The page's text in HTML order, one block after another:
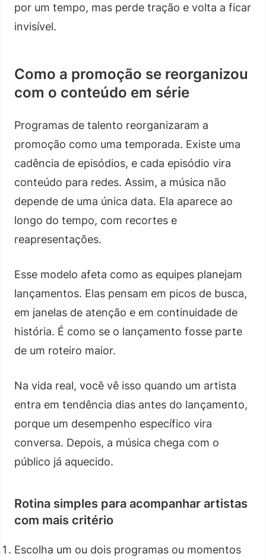
por um tempo, mas perde tração e volta a ficar
invisível.
Como a promoção se reorganizou
com o conteúdo em série
Programas de talento reorganizaram a
promoção como uma temporada. Existe uma
cadência de episódios, e cada episódio vira
conteúdo para redes. Assim, a música não
depende de uma única data. Ela aparece ao
longo do tempo, com recortes e
reapresentações.
Esse modelo afeta como as equipes planejam
lançamentos. Elas pensam em picos de busca,
em janelas de atenção e em continuidade de
história. É como se o lançamento fosse parte
de um roteiro maior.
Na vida real, você vê isso quando um artista
entra em tendência dias antes do lançamento,
porque um desempenho específico vira
conversa. Depois, a música chega com o
público já aquecido.
Rotina simples para acompanhar artistas
com mais critério
Escolha um ou dois programas ou momentos